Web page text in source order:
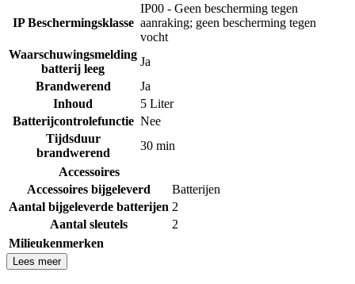
IP Beschermingsklasse
IP00 - Geen bescherming tegen
aanraking; geen bescherming tegen
vocht
Waarschuwingsmelding
batterij leeg
Ja
Brandwerend
Ja
Inhoud
5 Liter
Batterijcontrolefunctie Nee
Tijdsduur
brandwerend
30 min
Accessoires
Accessoires bijgeleverd
Batterijen
Aantal bijgeleverde batterijen 2
Aantal sleutels
2
Milieukenmerken
Lees meer